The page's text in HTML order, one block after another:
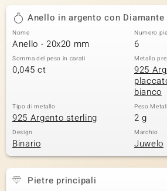
Classics
Anello in argento con Diamante
Nome
Anello - 20x20 mm
Numero
6
Somma del peso in carati
0,045 ct
Metallo
925
bianco
Tipo di metallo
925 Argento sterling
Peso
2 g
Design
Binario
Marchio
Juwelo
Pietre principali